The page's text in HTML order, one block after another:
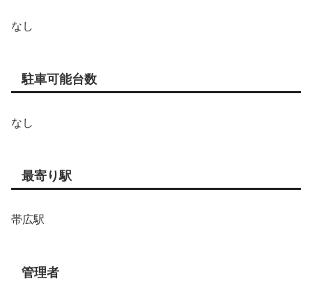
なし
駐車可能台数
なし
最寄り駅
帯広駅
管理者